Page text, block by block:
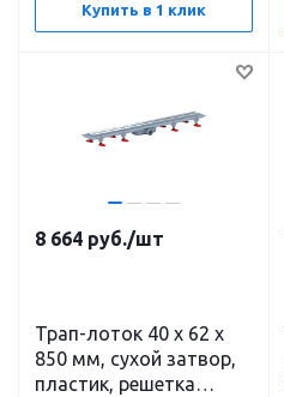
Купить в 1 клик
8 664 руб./шт
Трап-лоток 40 х 62 х
850 мм, сухой затвор,
пластик, решетка